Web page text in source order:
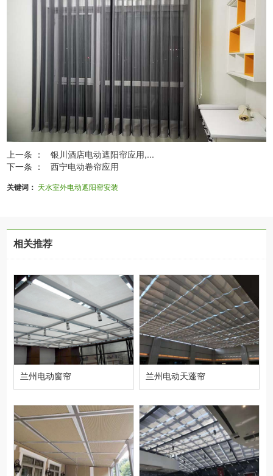
上一条 ：
银川酒店电动遮阳帘应用,...
下一条 ：
西宁电动卷帘应用
关键词： 天水室外电动遮阳帘安装
相关推荐
兰州电动窗帘 兰州电动天蓬帘